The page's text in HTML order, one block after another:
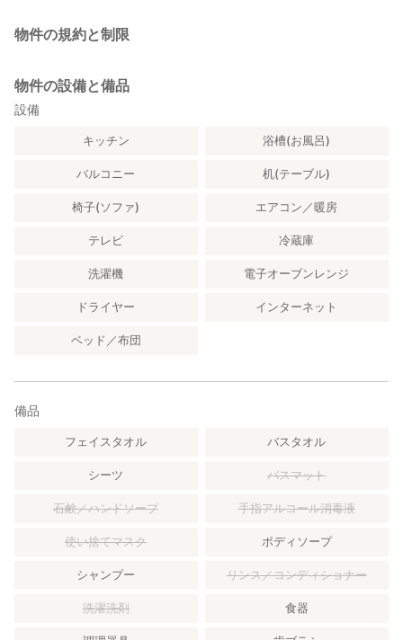
物件の規約と制限
物件の設備と備品
設備
キッチン 浴槽(お風呂)
バルコニー 机(テーブル)
椅子(ソファ) エアコン／暖房
テレビ 冷蔵庫
洗濯機 電子オーブンレンジ
ドライヤー インターネット
ベッド／布団
備品
フェイスタオル バスタオル
シーツ バスマット
石鹸／ハンドソープ 手指アルコール消毒液
使い捨てマスク ボディソープ
シャンプー リンス／コンディショナー
洗濯洗剤 食器